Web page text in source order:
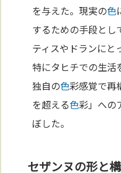
を与えた。現実の色
するための手段とし
ティスやドランにと
特にタヒチでの生活
独自の色彩感覚で再
を超える色彩」への
ぼした。
セザンヌの形と